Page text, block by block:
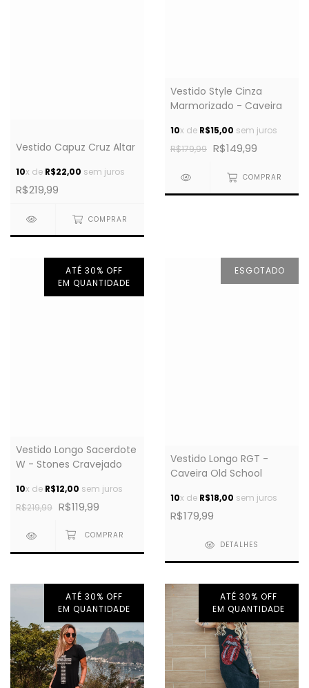
Vestido Capuz Cruz Altar
10x de R$22,00 sem juros
R$219,99
COMPRAR
Vestido Style Cinza
Marmorizado - Caveira
10x de R$15,00 sem juros
R$179,99 R$149,99
COMPRAR
ATÉ 30% OFF
EM QUANTIDADE
Vestido Longo Sacerdote
W - Stones Cravejado
10x de R$12,00 sem juros
R$219,99 R$119,99
ESGOTADO
Vestido Longo RGT -
Caveira Old School
10x de R$18,00 sem juros
R$179,99
DETALHES
ATÉ 30% OFF
EM QUANTIDADE
ATÉ 30% OFF
EM QUANTIDADE